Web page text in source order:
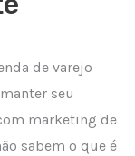
de varejo
seu
marketing de
sabem o que é